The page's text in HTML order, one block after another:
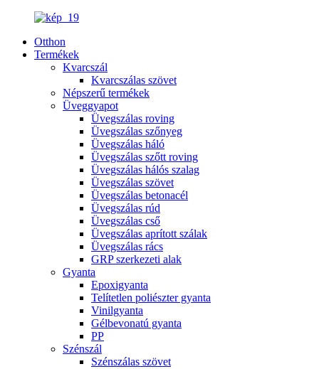
Otthon
Termékek
Kvarcszál
Kvarcszálas szövet
Népszerű termékek
Üveggyapot
Üvegszálas roving
Üvegszálas szőnyeg
Üvegszálas háló
Üvegszálas szőtt roving
Üvegszálas hálós szalag
Üvegszálas szövet
Üvegszálas betonacél
Üvegszálas rúd
Üvegszálas cső
Üvegszálas aprított szálak
Üvegszálas rács
GRP szerkezeti alak
Gyanta
Epoxigyanta
Telítetlen poliészter gyanta
Vinilgyanta
Gélbevonatú gyanta
PP
Szénszál
Szénszálas szövet